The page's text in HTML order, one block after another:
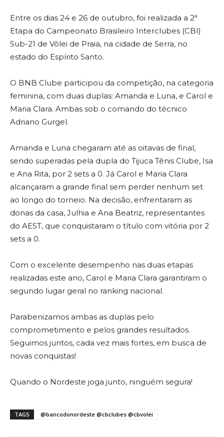
Entre os dias 24 e 26 de outubro, foi realizada a 2ª
Etapa do Campeonato Brasileiro Interclubes (CBI)
Sub-21 de Vôlei de Praia, na cidade de Serra, no
estado do Espírito Santo.
O BNB Clube participou da competição, na categoria
feminina, com duas duplas: Amanda e Luna, e Carol e
Maria Clara. Ambas sob o comando do técnico
Adriano Gurgel.
Amanda e Luna chegaram até as oitavas de final,
sendo superadas pela dupla do Tijuca Tênis Clube, Isa
e Ana Rita, por 2 sets a 0. Já Carol e Maria Clara
alcançaram a grande final sem perder nenhum set
ao longo do torneio. Na decisão, enfrentaram as
donas da casa, Julhia e Ana Beatriz, representantes
do AEST, que conquistaram o título com vitória por 2
sets a 0.
Com o excelente desempenho nas duas etapas
realizadas este ano, Carol e Maria Clara garantiram o
segundo lugar geral no ranking nacional.
Parabenizamos ambas as duplas pelo
comprometimento e pelos grandes resultados.
Seguimos juntos, cada vez mais fortes, em busca de
novas conquistas!
Quando o Nordeste joga junto, ninguém segura!
TAGS @bancodonordeste @cbclubes @cbvolei